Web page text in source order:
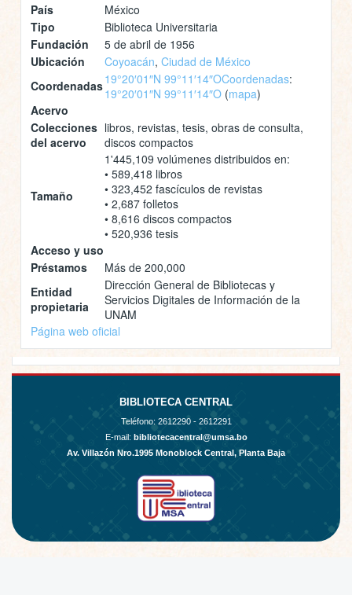
País
México
Tipo
Biblioteca Universitaria
Fundación
5 de abril de 1956
Ubicación
Coyoacán, Ciudad de México
Coordenadas19°20′01″N 99°11′14″OCoordenadas:
19°20′01″N 99°11′14″O (mapa)
Acervo
Colecciones
del acervo
libros, revistas, tesis, obras de consulta,
discos compactos
Tamaño
1'445,109 volúmenes distribuidos en:
• 589,418 libros
• 323,452 fascículos de revistas
• 2,687 folletos
• 8,616 discos compactos
• 520,936 tesis
Acceso y uso
Préstamos
Más de 200,000
Entidad
propietaria
Dirección General de Bibliotecas y
Servicios Digitales de Información de la
UNAM
Página web oficial
BIBLIOTECA CENTRAL
Teléfono: 2612290 - 2612291
E-mail: bibliotecacentral@umsa.bo
Av. Villazón Nro.1995 Monoblock Central, Planta Baja